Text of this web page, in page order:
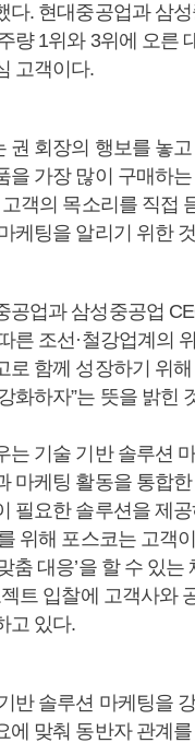
다. 현대중공업과 삼
량 1위와 3위에 오른
고객이다.
권 회장의 행보를 놓
을 가장 많이 구매하
객의 목소리를 직접
케팅을 알리기 위한
공업과 삼성중공업
른 조선·철강업계의
로 함께 성장하기 위
화하자”는 뜻을 밝힌
는 기술 기반 솔루션
마케팅 활동을 통합
필요한 솔루션을 제
위해 포스코는 고객
춤 대응’을 할 수 있는
트 입찰에 고객사와
고 있다.
반 솔루션 마케팅을
에 맞춰 동반자 관계